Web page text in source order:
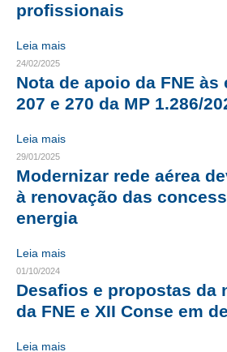
RES 1.002/2002 – CÓDIGO DE ÉTICA
HOMOLOGAÇÕES
PISO SALARIAL
OPORTUNIDADES
APRESENTAÇÃO
EMPREGO E ESTÁGIO
CARREIRA
AUTÔNOMOS E SERVIÇOS
NEWSLETTER
profissionais
Leia mais
24/02/2025
Nota de apoio da FNE às
207 e 270 da MP 1.286/
Leia mais
29/01/2025
Modernizar rede aérea
à renovação das
energia
Leia mais
01/10/2024
Desafios e propostas da
da FNE e XII Conse em
Leia mais